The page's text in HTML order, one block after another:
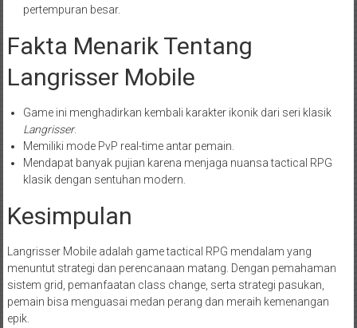
pertempuran besar.
Fakta Menarik Tentang
Langrisser Mobile
Game ini menghadirkan kembali karakter ikonik dari seri klasik
Langrisser.
Memiliki mode PvP real-time antar pemain.
Mendapat banyak pujian karena menjaga nuansa tactical RPG
klasik dengan sentuhan modern.
Kesimpulan
Langrisser Mobile adalah game tactical RPG mendalam yang
menuntut strategi dan perencanaan matang. Dengan pemahaman
sistem grid, pemanfaatan class change, serta strategi pasukan,
pemain bisa menguasai medan perang dan meraih kemenangan
epik.